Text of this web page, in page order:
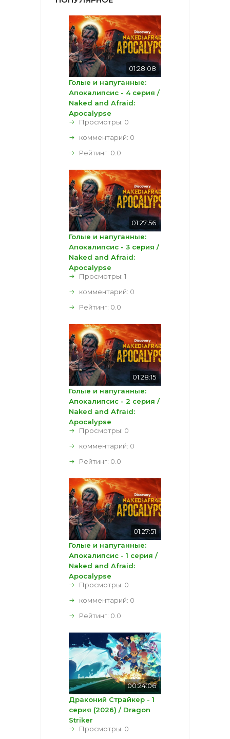
01:28:08
Голые и напуганные:
Апокалипсис - 4 серия /
Naked and Afraid:
Apocalypse
Просмотры: 0
комментарий: 0
Рейтинг: 0.0
01:27:56
Голые и напуганные:
Апокалипсис - 3 серия /
Naked and Afraid:
Apocalypse
Просмотры: 1
комментарий: 0
Рейтинг: 0.0
01:28:15
Голые и напуганные:
Апокалипсис - 2 серия /
Naked and Afraid:
Apocalypse
Просмотры: 0
комментарий: 0
Рейтинг: 0.0
01:27:51
Голые и напуганные:
Апокалипсис - 1 серия /
Naked and Afraid:
Apocalypse
Просмотры: 0
комментарий: 0
Рейтинг: 0.0
00:24:06
Драконий Страйкер - 1
серия (2026) / Dragon
Striker
Просмотры: 0